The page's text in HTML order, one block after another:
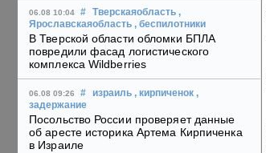
06.08 10:04 # Тверскаяобласть ,
Ярославскаяобласть , беспилотники
В Тверской области обломки БПЛА
повредили фасад логистического
комплекса Wildberries
06.08 09:26 # израиль , кирпиченок ,
задержание
Посольство России проверяет данные
об аресте историка Артема Кирпиченка
в Израиле